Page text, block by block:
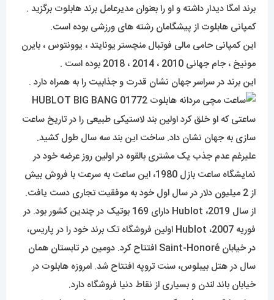
برند امگا دیدار داشته و او را بعنوان مدیرعامل برند هابلوت برگزید .
کمپانی هابلوت از پیشگامان رشته های ورزشی بوده است.
این کمپانی حامی مالی فوتبال منچستر یونایتد ، یوونتوس ، بایرن
مونیخ ، جام جهانی 2010 ، 2014 ، 2018 بوده است .
این برند در سراسر جهان نشان قدرت و جذابیت را به همراه دارد .
ساعتی که او خلق کرد اولین بند لاستیکی طبیعی را در تاریخ ساعت
سازی به جهان نشان داد. ساخت این بند سه سال طول کشید.
علیرغم عدم جذب یک مشتری بالقوه در اولین روز عرضه خود در
نمایشگاه ساعت بازل 1980، این ساعت به سرعت با فروش بیش
از 2 میلیون دلار در سال اول خود به موفقیت تجاری دست یافت.
از سال 2019، Hublot دارای 169 بوتیک در چندین کشور بود. در
فوریه 2007، Hublot اولین فروشگاه تک برند خود را در پاریس،
در خیابان Saint-Honoré افتتاح کرد. دومین در تابستان همان
سال در هتل بیبلوس، سنت تروپه افتتاح شد. امروزه هابلوت در
خیابان باند لندن و بسیاری از نقاط دنیا فروشگاه دارد.